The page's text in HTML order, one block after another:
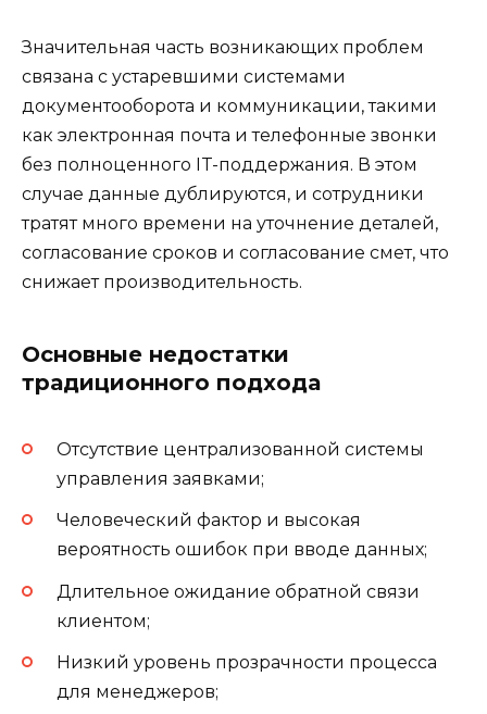
Значительная часть возникающих проблем
связана с устаревшими системами
документооборота и коммуникации, такими
как электронная почта и телефонные звонки
без полноценного IT-поддержания. В этом
случае данные дублируются, и сотрудники
тратят много времени на уточнение деталей,
согласование сроков и согласование смет, что
снижает производительность.
Основные недостатки
традиционного подхода
Отсутствие централизованной системы
управления заявками;
Человеческий фактор и высокая
вероятность ошибок при вводе данных;
Длительное ожидание обратной связи
клиентом;
Низкий уровень прозрачности процесса
для менеджеров;